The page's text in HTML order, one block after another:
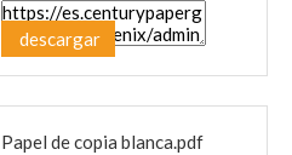
descargar
Papel de copia blanca.pdf